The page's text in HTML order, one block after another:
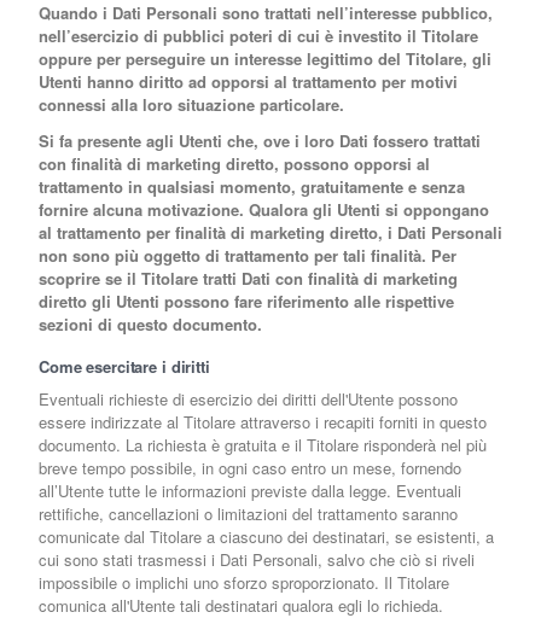
Quando i Dati Personali sono trattati nell’interesse pubblico,
nell’esercizio di pubblici poteri di cui è investito il Titolare
oppure per perseguire un interesse legittimo del Titolare, gli
Utenti hanno diritto ad opporsi al trattamento per motivi
connessi alla loro situazione particolare.
Si fa presente agli Utenti che, ove i loro Dati fossero trattati
con finalità di marketing diretto, possono opporsi al
trattamento in qualsiasi momento, gratuitamente e senza
fornire alcuna motivazione. Qualora gli Utenti si oppongano
al trattamento per finalità di marketing diretto, i Dati Personali
non sono più oggetto di trattamento per tali finalità. Per
scoprire se il Titolare tratti Dati con finalità di marketing
diretto gli Utenti possono fare riferimento alle rispettive
sezioni di questo documento.
Come esercitare i diritti
Eventuali richieste di esercizio dei diritti dell'Utente possono
essere indirizzate al Titolare attraverso i recapiti forniti in questo
documento. La richiesta è gratuita e il Titolare risponderà nel più
breve tempo possibile, in ogni caso entro un mese, fornendo
all’Utente tutte le informazioni previste dalla legge. Eventuali
rettifiche, cancellazioni o limitazioni del trattamento saranno
comunicate dal Titolare a ciascuno dei destinatari, se esistenti, a
cui sono stati trasmessi i Dati Personali, salvo che ciò si riveli
impossibile o implichi uno sforzo sproporzionato. Il Titolare
comunica all'Utente tali destinatari qualora egli lo richieda.